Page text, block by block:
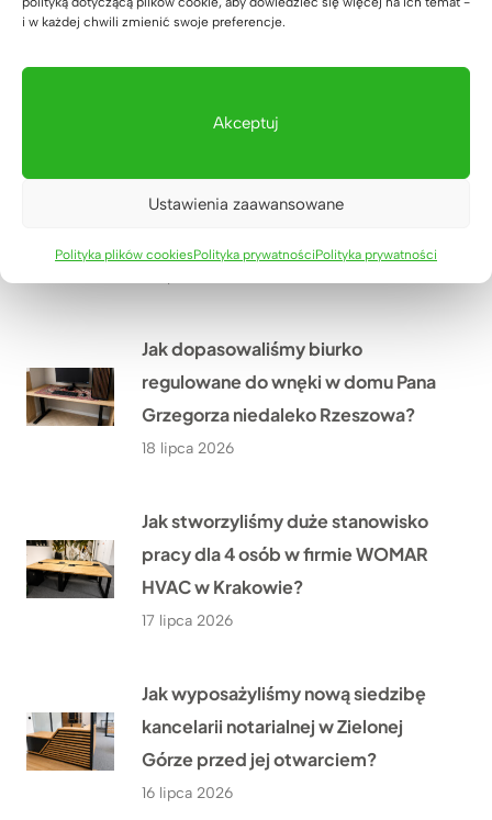
i w każdej chwili zmienić swoje preferencje.
Akceptuj
Ustawienia zaawansowane
Polityka plików cookiesPolityka prywatnościPolityka prywatności
Krakowa do narożnego biurka z
dębowym blatem?
Jak urządzić nowoczesny gabinet
w małym pomieszczeniu? Historia
Jak dopasowaliśmy biurko
regulowane do wnęki w domu Pana
Grzegorza niedaleko Rzeszowa?
18 lipca 2026
Jak stworzyliśmy duże stanowisko
pracy dla 4 osób w firmie WOMAR
HVAC w Krakowie?
17 lipca 2026
Jak wyposażyliśmy nową siedzibę
kancelarii notarialnej w Zielonej
Górze przed jej otwarciem?
16 lipca 2026